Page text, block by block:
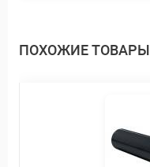
ПОХОЖИЕ ТОВАРЫ